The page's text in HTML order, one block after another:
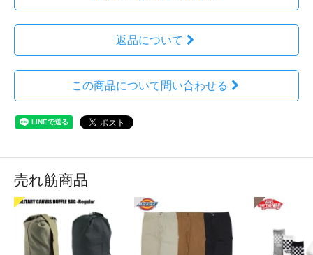
返品について
この商品について問い合わせる
売れ筋商品